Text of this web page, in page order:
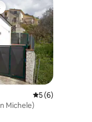
commentaires : 5 sur 5
Évaluation
5 (6)
Michele)